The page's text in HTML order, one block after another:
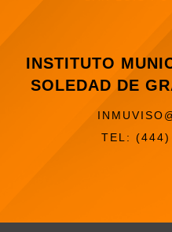
INSTITUTO
SOLEDAD DE
TEL: